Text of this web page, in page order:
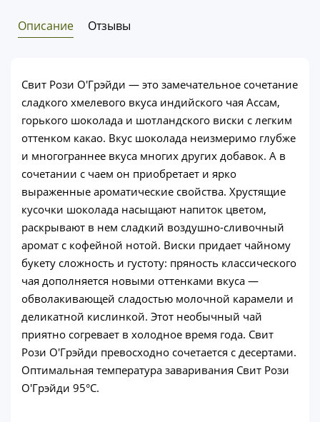
Описание Отзывы
Свит Рози О'Грэйди — это замечательное сочетание
сладкого хмелевого вкуса индийского чая Ассам,
горького шоколада и шотландского виски с легким
оттенком какао. Вкус шоколада неизмеримо глубже
и многограннее вкуса многих других добавок. А в
сочетании с чаем он приобретает и ярко
выраженные ароматические свойства. Хрустящие
кусочки шоколада насыщают напиток цветом,
раскрывают в нем сладкий воздушно-сливочный
аромат с кофейной нотой. Виски придает чайному
букету сложность и густоту: пряность классического
чая дополняется новыми оттенками вкуса —
обволакивающей сладостью молочной карамели и
деликатной кислинкой. Этот необычный чай
приятно согревает в холодное время года. Свит
Рози О'Грэйди превосходно сочетается с десертами.
Оптимальная температура заваривания Свит Рози
О'Грэйди 95°С.